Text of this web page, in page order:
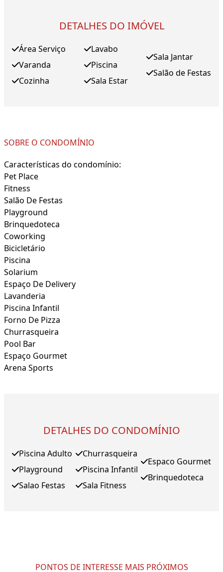
DETALHES DO IMÓVEL
Área Serviço
Varanda
Cozinha
Lavabo
Piscina
Sala Estar
Sala Jantar
Salão de Festas
SOBRE O CONDOMÍNIO
Características do condomínio:
Pet Place
Fitness
Salão De Festas
Playground
Brinquedoteca
Coworking
Bicicletário
Piscina
Solarium
Espaço De Delivery
Lavanderia
Piscina Infantil
Forno De Pizza
Churrasqueira
Pool Bar
Espaço Gourmet
Arena Sports
DETALHES DO CONDOMÍNIO
Piscina Adulto
Playground
Salao Festas
Churrasqueira
Piscina Infantil
Sala Fitness
Espaco Gourmet
Brinquedoteca
PONTOS DE INTERESSE MAIS PRÓXIMOS